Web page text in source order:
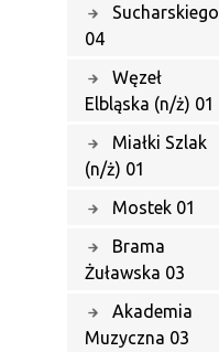
Sucharskiego
04
Węzeł
Elbląska (n/ż) 01
Miałki Szlak
(n/ż) 01
Mostek 01
Brama
Żuławska 03
Akademia
Muzyczna 03